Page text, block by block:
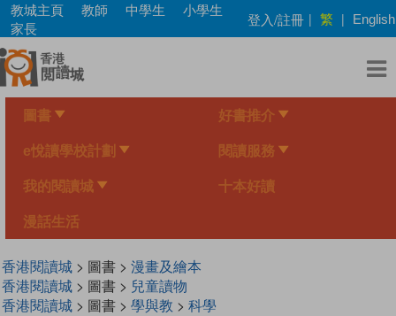
Skip
main
content
教城主頁 教師 中學生
小學生
家長
登入/註冊 | 繁 | English
圖書 好書推介
e悅讀學校計劃 閱讀服務
我的閱讀城 十本好讀
漫話生活
香港閱讀城> 圖書 > 漫畫及繪本
香港閱讀城> 圖書 > 兒童讀物
香港閱讀城> 圖書 > 學與教 > 科學